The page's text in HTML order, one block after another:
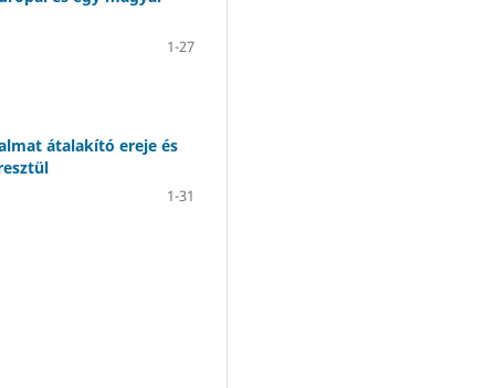
1-27
átalakító ereje és
1-31